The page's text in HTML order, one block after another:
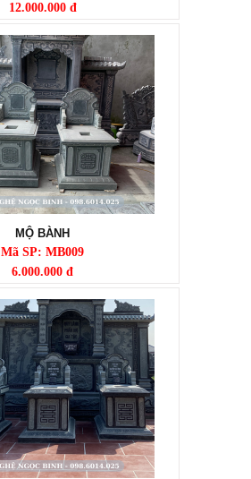
12.000.000 đ
MỘ BÀNH
Mã SP: MB009
6.000.000 đ